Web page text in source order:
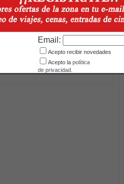
Email:
Acepto recibir novedades
Acepto la política
de privacidad.
1v
en altura: si
lateralmente: si
trabajo: 81cm